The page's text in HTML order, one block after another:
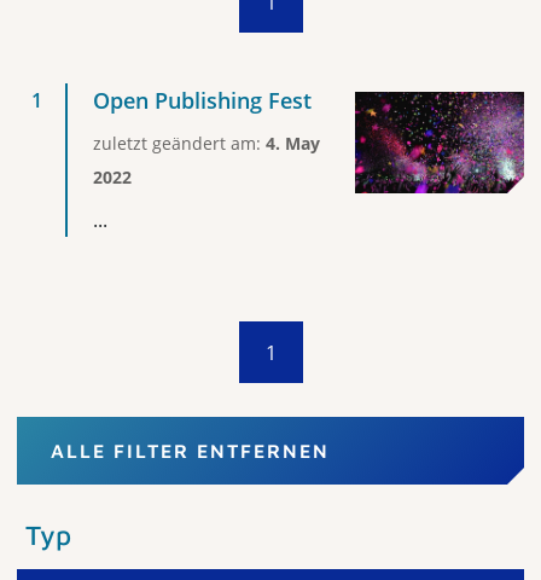
Open Publishing Fest
zuletzt geändert am: 4. May
2022
...
1
ALLE FILTER ENTFERNEN
Typ